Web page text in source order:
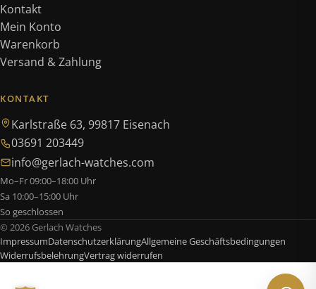
Kontakt
Mein Konto
Warenkorb
Versand & Zahlung
KONTAKT
Karlstraße 63, 99817 Eisenach
03691 203449
info@gerlach-watches.com
Mo–Fr 09:00–18:00 Uhr
Sa 10:00–15:00 Uhr
So geschlossen
© 2026 Gerlach Watches
ImpressumDatenschutzerklärungAllgemeine Geschäftsbedingungen
WiderrufsbelehrungVertrag widerrufen